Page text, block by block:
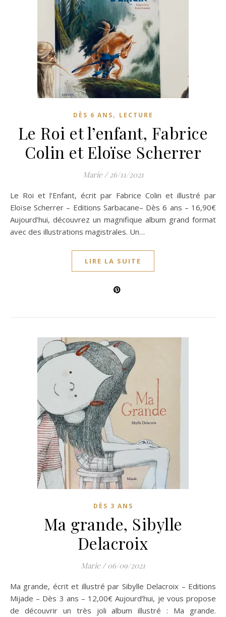
DÈS 6 ANS, LECTURE
Le Roi et l’enfant, Fabrice
Colin et Eloïse Scherrer
Marie / 26/11/2021
Le Roi et l’Enfant, écrit par Fabrice Colin et illustré par
Eloïse Scherrer – Editions Sarbacane– Dès 6 ans – 16,90€
Aujourd’hui, découvrez un magnifique album grand format
avec des illustrations magistrales. Un…
LIRE LA SUITE
DÈS 3 ANS
Ma grande, Sibylle
Delacroix
Marie / 06/09/2021
Ma grande, écrit et illustré par Sibylle Delacroix – Editions
Mijade – Dès 3 ans – 12,00€ Aujourd’hui, je vous propose
de découvrir un très joli album illustré : Ma grande.